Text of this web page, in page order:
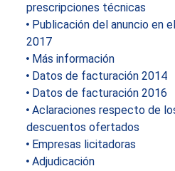
prescripciones técnicas
Publicación del anuncio en
2017
Más información
Datos de facturación 2014
Datos de facturación 2016
Aclaraciones respecto de
descuentos ofertados
Empresas licitadoras
Adjudicación